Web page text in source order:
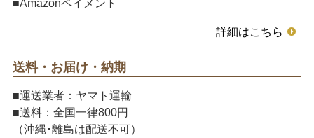
■Amazonペイメント
詳細はこちら
送料・お届け・納期
■運送業者：ヤマト運輸
■送料：全国一律800円
（沖縄･離島は配送不可）